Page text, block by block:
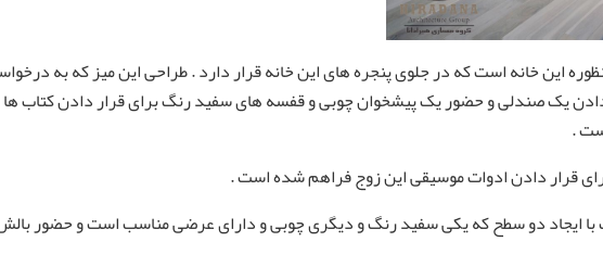
این خانه است که در جلوی پنجره های این خانه قرار دارد . طراحی این میز که به
یک صندلی و حضور یک پیشخوان چوبی و قفسه های سفید رنگ برای قرار دادن کتاب
.
قرار دادن ادوات موسیقی این زوج فراهم شده است .
ایجاد دو سطح که یکی سفید رنگ و دیگری چوبی و دارای عرضی مناسب است و حضور